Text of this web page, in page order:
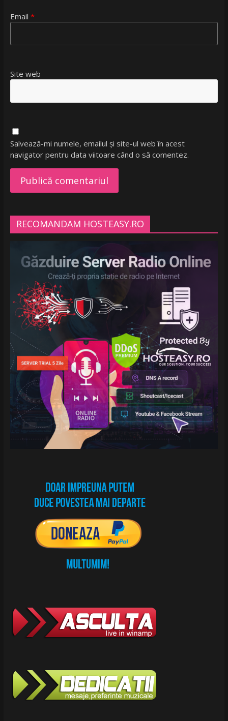
Email *
Site web
Salvează-mi numele, emailul și site-ul web în acest
navigator pentru data viitoare când o să comentez.
RECOMANDAM HOSTEASY.RO